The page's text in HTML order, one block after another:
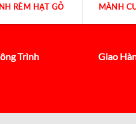
RÈM HẠT GỖ MÀNH
Trình Giao